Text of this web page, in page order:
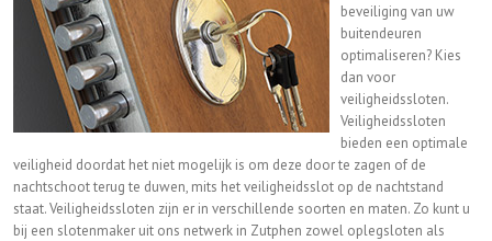
beveiliging van uw
buitendeuren
optimaliseren? Kies
dan voor
veiligheidssloten.
Veiligheidssloten
bieden een optimale
veiligheid doordat het niet mogelijk is om deze door te zagen of de
nachtschoot terug te duwen, mits het veiligheidsslot op de nachtstand
staat. Veiligheidssloten zijn er in verschillende soorten en maten. Zo kunt u
bij een slotenmaker uit ons netwerk in Zutphen zowel oplegsloten als